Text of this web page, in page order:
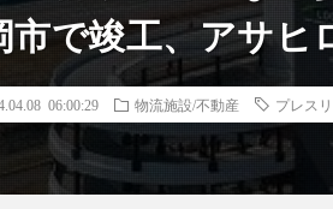
市で竣工、アサヒ
06:00:29 物流施設/不動産 プレス